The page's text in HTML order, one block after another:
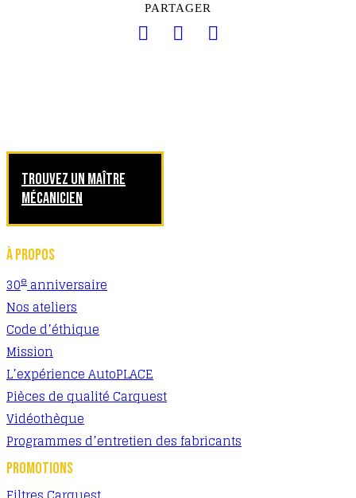
PARTAGER
TROUVEZ UN MAÎTRE
MÉCANICIEN
À PROPOS
30eanniversaire
Nos ateliers
Code d’éthique
Mission
L’expérience AutoPLACE
Pièces de qualité Carquest
Vidéothèque
Programmes d’entretien des fabricants
PROMOTIONS